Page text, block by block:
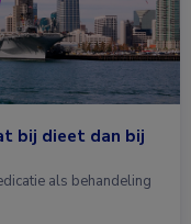
bij dieet dan bij
als behandeling